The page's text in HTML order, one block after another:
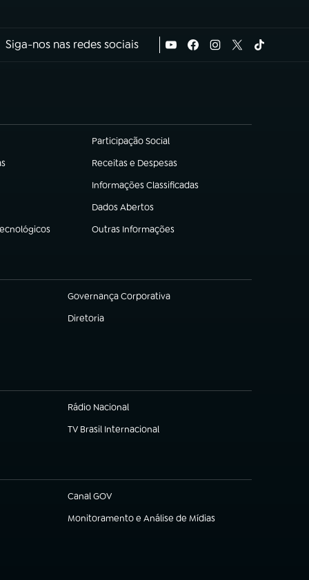
Siga-nos nas redes sociais
Participação Social
(abre em nova aba)
Receitas e Despesas
(abre em nova aba)
Informações Classificadas
(abre em nova aba)
Dados Abertos
(abre em nova aba)
Outras Informações
(abre em nova aba)
Governança Corporativa
(abre em nova aba)
Diretoria
(abre em nova aba)
Rádio Nacional
TV Brasil Internacional
(abre em nova aba)
Canal GOV
(abre em nova aba)
Monitoramento e Análise de Mídias
(abre em nova aba)